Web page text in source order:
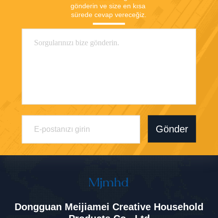
gönderin ve size en kısa
sürede cevap vereceğiz.
Gönder
Dongguan Meijiamei Creative Household